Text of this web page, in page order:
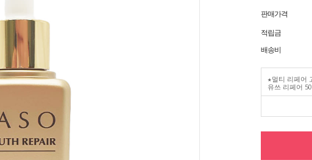
판매가격
적립금
배송비
★멀티 리페어
유쓰 리페어